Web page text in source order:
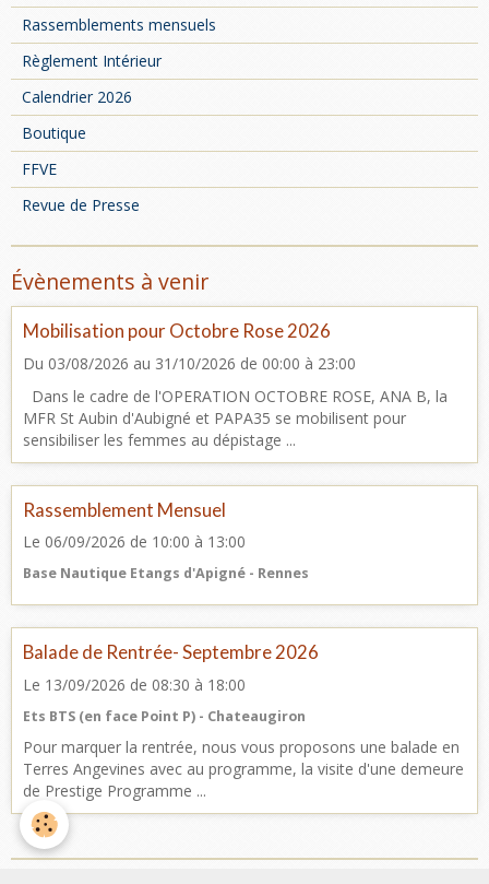
Rassemblements mensuels
Règlement Intérieur
Calendrier 2026
Boutique
FFVE
Revue de Presse
Évènements à venir
Mobilisation pour Octobre Rose 2026
Du 03/08/2026 au 31/10/2026 de 00:00 à 23:00
Dans le cadre de l'OPERATION OCTOBRE ROSE, ANA B, la
MFR St Aubin d'Aubigné et PAPA35 se mobilisent pour
sensibiliser les femmes au dépistage ...
Rassemblement Mensuel
Le 06/09/2026 de 10:00 à 13:00
Base Nautique Etangs d'Apigné - Rennes
Balade de Rentrée- Septembre 2026
Le 13/09/2026 de 08:30 à 18:00
Ets BTS (en face Point P) - Chateaugiron
Pour marquer la rentrée, nous vous proposons une balade en
Terres Angevines avec au programme, la visite d'une demeure
de Prestige Programme ...